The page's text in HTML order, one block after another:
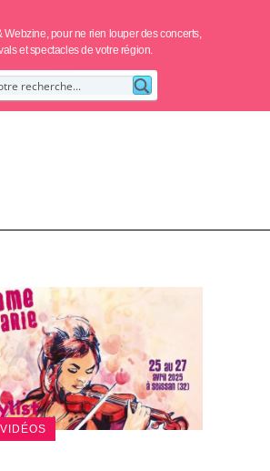
Webzine, pour ne rien louper des concerts,
et spectacles de votre région.